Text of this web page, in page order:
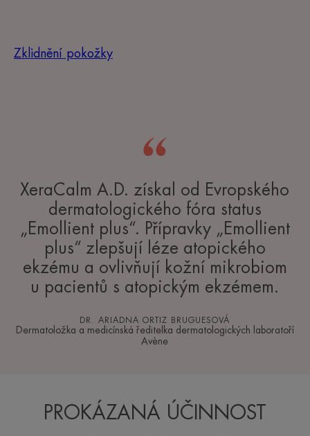
Zklidnění pokožky
XeraCalm A.D. získal od Evropského
dermatologického fóra status
„Emollient plus“. Přípravky „Emollient
plus“ zlepšují léze atopického
ekzému a ovlivňují kožní mikrobiom
u pacientů s atopickým ekzémem.
DR. ARIADNA ORTIZ BRUGUESOVÁ
Dermatoložka a medicínská ředitelka dermatologických laboratoří
Avène
PROKÁZANÁ ÚČINNOST